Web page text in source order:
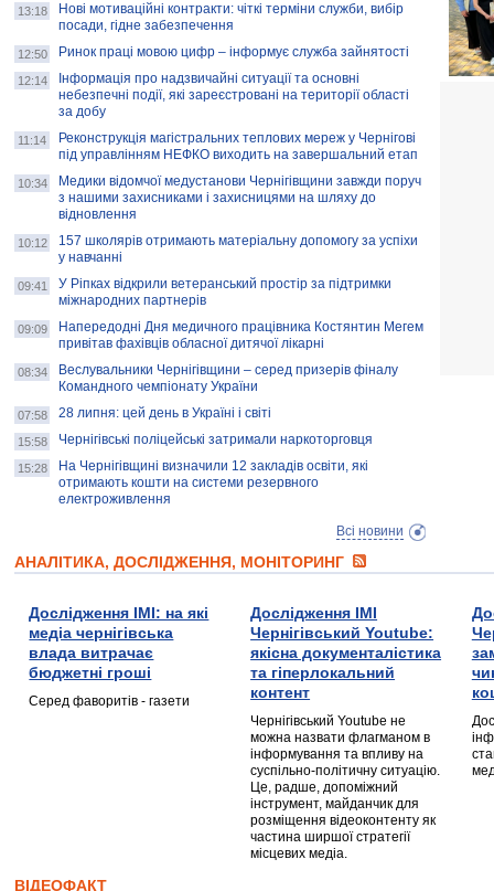
13:18
Нові мотиваційні контракти: чіткі терміни служби, вибір
посади, гідне забезпечення
12:50 Ринок праці мовою цифр – інформує служба зайнятості
12:14
Інформація про надзвичайні ситуації та основні
небезпечні події, які зареєстровані на території області
за добу
11:14
Реконструкція магістральних теплових мереж у Чернігові
під управлінням НЕФКО виходить на завершальний етап
10:34
Медики відомчої медустанови Чернігівщини завжди поруч
з нашими захисниками і захисницями на шляху до
відновлення
10:12
157 школярів отримають матеріальну допомогу за успіхи
у навчанні
09:41
У Ріпках відкрили ветеранський простір за підтримки
міжнародних партнерів
09:09
Напередодні Дня медичного працівника Костянтин Мегем
привітав фахівців обласної дитячої лікарні
08:34
Веслувальники Чернігівщини – серед призерів фіналу
Командного чемпіонату України
07:58 28 липня: цей день в Україні і світі
15:58 Чернігівські поліцейські затримали наркоторговця
15:28
На Чернігівщині визначили 12 закладів освіти, які
отримають кошти на системи резервного
електроживлення
Всі новини
АНАЛІТИКА, ДОСЛІДЖЕННЯ, МОНІТОРИНГ
Дослідження ІМІ: на які
медіа чернігівська
влада витрачає
бюджетні гроші
Серед фаворитів - газети
Дослідження ІМІ
Чернігівський Youtube:
якісна документалістика
та гіперлокальний
контент
Чернігівський Youtube не
можна назвати флагманом в
інформування та впливу на
суспільно-політичну ситуацію.
Це, радше, допоміжний
інструмент, майданчик для
розміщення відеоконтенту як
частина ширшої стратегії
місцевих медіа.
ВІДЕОФАКТ